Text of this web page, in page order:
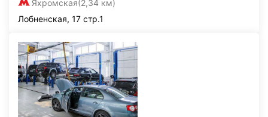
Яхромская(2,34 км)
Лобненская, 17 стр.1